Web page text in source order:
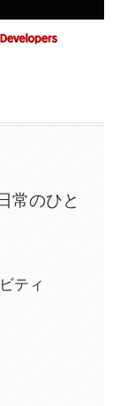
常のひと
ティ